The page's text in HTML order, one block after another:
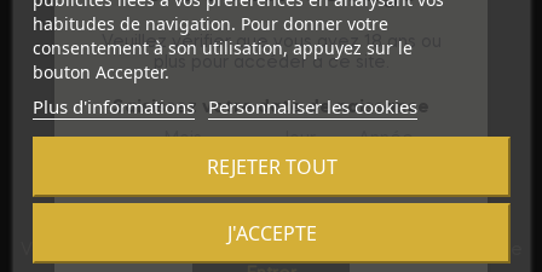
Vos commandes sont expédiées dans un emballage neutre
habitudes de navigation. Pour donner votre
consentement à son utilisation, appuyez sur le
bouton Accepter.
Plus d'informations Personnaliser les cookies
REJETER TOUT
J'ACCEPTE
Veuillez vérifier que vous avez 18 ans ou
plus pour accéder à ce site.
Saisissez votre date de naissance
Mois
Jour Année
Sortie